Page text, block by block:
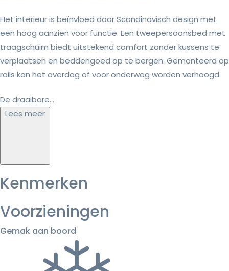
Het interieur is beïnvloed door Scandinavisch design met
een hoog aanzien voor functie. Een tweepersoonsbed met
traagschuim biedt uitstekend comfort zonder kussens te
verplaatsen en beddengoed op te bergen. Gemonteerd op
rails kan het overdag of voor onderweg worden verhoogd.
De draaibare...
Lees meer
Kenmerken
Voorzieningen
Gemak aan boord